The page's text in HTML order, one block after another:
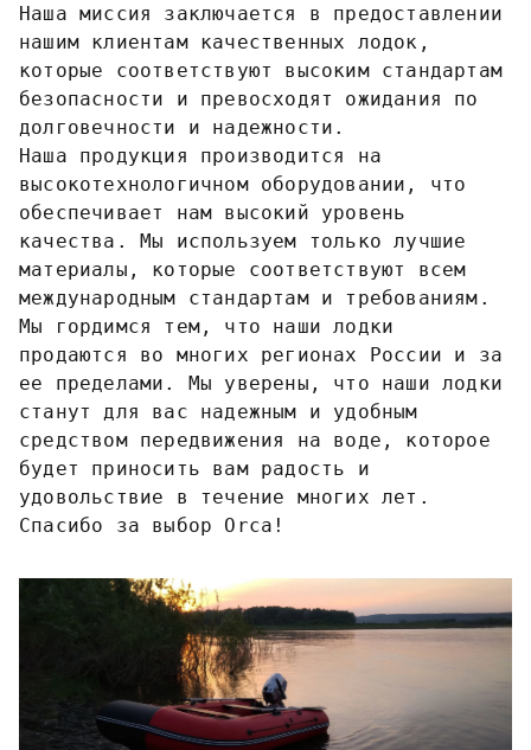
Наша миссия заключается в предоставлении
нашим клиентам качественных лодок,
которые соответствуют высоким стандартам
безопасности и превосходят ожидания по
долговечности и надежности.
Наша продукция производится на
высокотехнологичном оборудовании, что
обеспечивает нам высокий уровень
качества. Мы используем только лучшие
материалы, которые соответствуют всем
международным стандартам и требованиям.
Мы гордимся тем, что наши лодки
продаются во многих регионах России и за
ее пределами. Мы уверены, что наши лодки
станут для вас надежным и удобным
средством передвижения на воде, которое
будет приносить вам радость и
удовольствие в течение многих лет.
Спасибо за выбор Orca!